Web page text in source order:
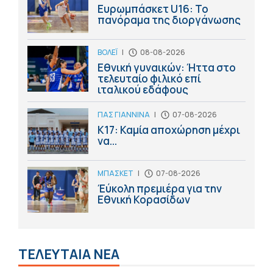
Ευρωμπάσκετ U16: Το
πανόραμα της διοργάνωσης
ΒΟΛΕΪ | 08-08-2026
Εθνική γυναικών: Ήττα στο
τελευταίο φιλικό επί
ιταλικού εδάφους
ΠΑΣ ΓΙΑΝΝΙΝΑ | 07-08-2026
Κ17: Καμία αποχώρηση μέχρι
να...
ΜΠΑΣΚΕΤ | 07-08-2026
Έύκολη πρεμιέρα για την
Εθνική Κορασίδων
ΤΕΛΕΥΤΑΙΑ ΝΕΑ